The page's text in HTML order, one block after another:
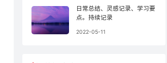
日常总结、灵感记录、学习要
点。持续记录
2022-05-11